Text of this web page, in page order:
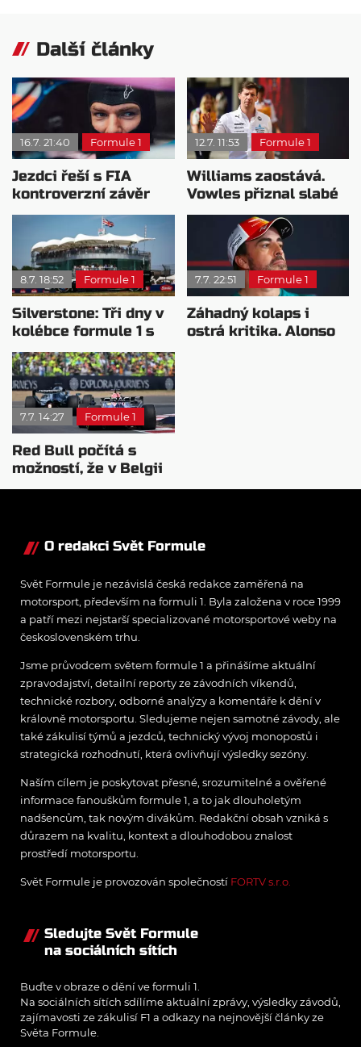
Další články
16.7. 21:40 Formule 1
Jezdci řeší s FIA
kontroverzní závěr
Velké ceny Velké
12.7. 11:53 Formule 1
Williams zaostává.
Vowles přiznal slabé
tempo vývoje
8.7. 18:52 Formule 1
Silverstone: Tři dny v
kolébce formule 1 s
překvapením
7.7. 22:51 Formule 1
Záhadný kolaps i
ostrá kritika. Alonso
7.7. 14:27 Formule 1
Red Bull počítá s
možností, že v Belgii
nenasadí Macarenu
O redakci Svět Formule
Svět Formule je nezávislá česká redakce zaměřená na
motorsport, především na formuli 1. Byla založena v roce 1999
a patří mezi nejstarší specializované motorsportové weby na
československém trhu.
Jsme průvodcem světem formule 1 a přinášíme aktuální
zpravodajství, detailní reporty ze závodních víkendů,
technické rozbory, odborné analýzy a komentáře k dění v
královně motorsportu. Sledujeme nejen samotné závody, ale
také zákulisí týmů a jezdců, technický vývoj monopostů i
strategická rozhodnutí, která ovlivňují výsledky sezóny.
Naším cílem je poskytovat přesné, srozumitelné a ověřené
informace fanouškům formule 1, a to jak dlouholetým
nadšencům, tak novým divákům. Redakční obsah vzniká s
důrazem na kvalitu, kontext a dlouhodobou znalost
prostředí motorsportu.
Svět Formule je provozován společností FORTV s.r.o.
Sledujte Svět Formule
na sociálních sítích
Buďte v obraze o dění ve formuli 1.
Na sociálních sítích sdílíme aktuální zprávy, výsledky závodů,
zajímavosti ze zákulisí F1 a odkazy na nejnovější články ze
Světa Formule.